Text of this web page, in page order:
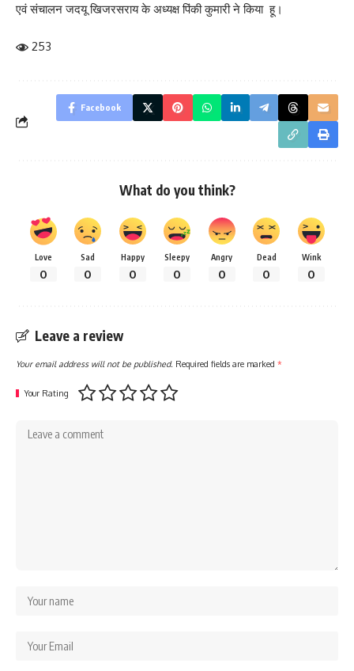
एवं संचालन जदयू खिजरसराय के अध्यक्ष पिंकी कुमारी ने किया हू।
253
Facebook
What do you think?
Love
0
Sad
0
Happy
0
Sleepy
0
Angry
0
Dead
0
Wink
0
Leave a review
Your email address will not be published. Required fields are marked *
Your Rating